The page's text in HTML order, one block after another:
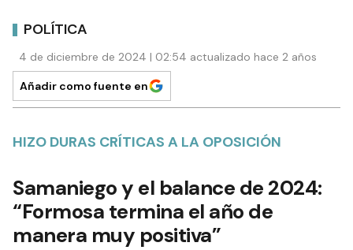
POLÍTICA
4 de diciembre de 2024 | 02:54 actualizado hace 2 años
Añadir como fuente en
HIZO DURAS CRÍTICAS A LA OPOSICIÓN
Samaniego y el balance de 2024:
“Formosa termina el año de
manera muy positiva”